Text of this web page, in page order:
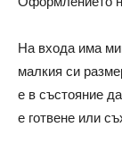
На входа има
малкия си
е в състояние
е готвене или